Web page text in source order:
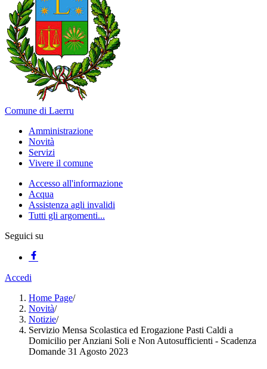
Comune di Laerru
Amministrazione
Novità
Servizi
Vivere il comune
Accesso all'informazione
Acqua
Assistenza agli invalidi
Tutti gli argomenti...
Seguici su
Accedi
Home Page/
Novità/
Notizie/
Servizio Mensa Scolastica ed Erogazione Pasti Caldi a
Domicilio per Anziani Soli e Non Autosufficienti - Scadenza
Domande 31 Agosto 2023